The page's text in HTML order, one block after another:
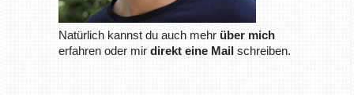
Natürlich kannst du auch mehr über mich
erfahren oder mir direkt eine Mailschreiben.